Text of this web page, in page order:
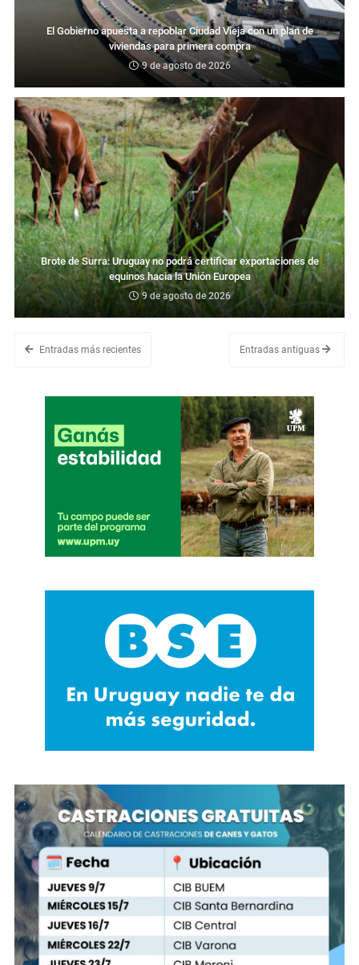
El Gobierno apuesta a repoblar Ciudad Vieja con un plan de
viviendas para primera compra
9 de agosto de 2026
Brote de Surra: Uruguay no podrá certificar exportaciones de
equinos hacia la Unión Europea
9 de agosto de 2026
Entradas más recientes Entradas antiguas